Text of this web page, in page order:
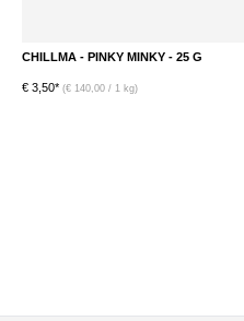
CHILLMA - PINKY MINKY - 25 G
€ 3,50* (€ 140,00 / 1 kg)